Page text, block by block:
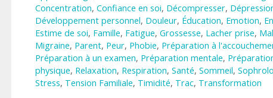
Concentration, Confiance en soi, Décompresser,
Développement personnel, Douleur, Éducation, Emotion,
Estime de soi, Famille, Fatigue, Grossesse, Lacher prise,
Migraine, Parent, Peur, Phobie, Préparation à
Préparation à un examen, Préparation mentale,
physique, Relaxation, Respiration, Santé, Sommeil,
Stress, Tension Familiale, Timidité, Trac, Transformation